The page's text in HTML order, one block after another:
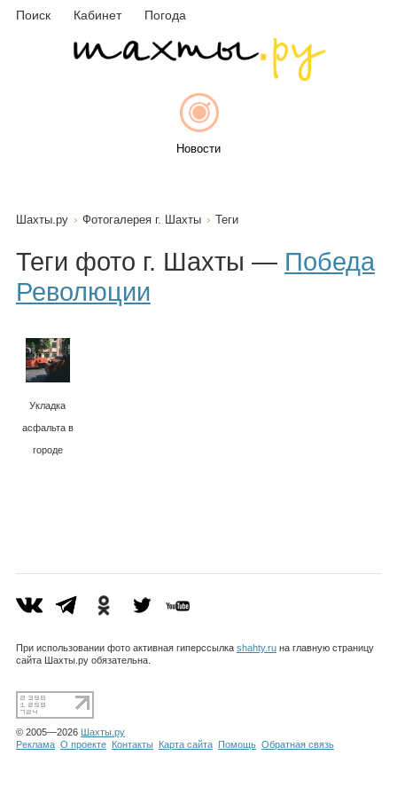
Поиск Кабинет Погода
Новости
Гороскоп
Карты
Фотогалерея
Шахты.ру Фотогалерея г. Шахты Теги
Теги фото г. Шахты — Победа
Революции
Укладка
асфальта в
городе
При использовании фото активная гиперссылка shahty.ruна главную страницу
сайта Шахты.ру обязательна.
© 2005—2026 Шахты.ру
Реклама О проекте Контакты Карта сайта Помощь Обратная связь